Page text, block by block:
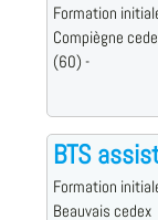
Formation
Compiègne
(60) -
BTS
Formation
Beauvais cedex